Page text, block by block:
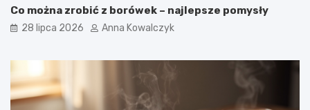
Co można zrobić z borówek – najlepsze pomysły
28 lipca 2026 Anna Kowalczyk